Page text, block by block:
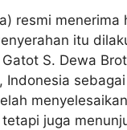
resmi
itu
S. Dewa
juga